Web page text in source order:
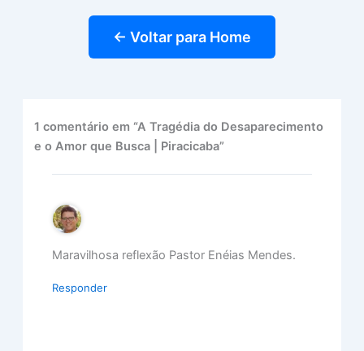
← Voltar para Home
1 comentário em “A Tragédia do Desaparecimento
e o Amor que Busca | Piracicaba”
Maravilhosa reflexão Pastor Enéias Mendes.
Responder